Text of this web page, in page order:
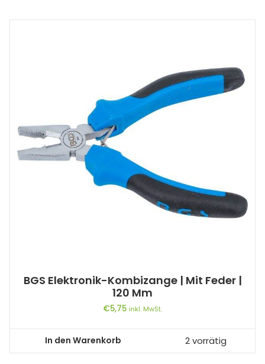
BGS Elektronik-Kombizange | Mit Feder |
120 Mm
€5,75 inkl. MwSt.
In den Warenkorb 2 vorrätig